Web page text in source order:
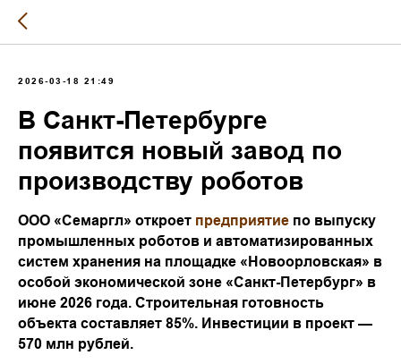
2026-03-18 21:49
В Санкт-Петербурге
появится новый завод по
производству роботов
ООО «Семаргл» откроет предприятие по выпуску
промышленных роботов и автоматизированных
систем хранения на площадке «Новоорловская» в
особой экономической зоне «Санкт-Петербург» в
июне 2026 года. Строительная готовность
объекта составляет 85%. Инвестиции в проект —
570 млн рублей.